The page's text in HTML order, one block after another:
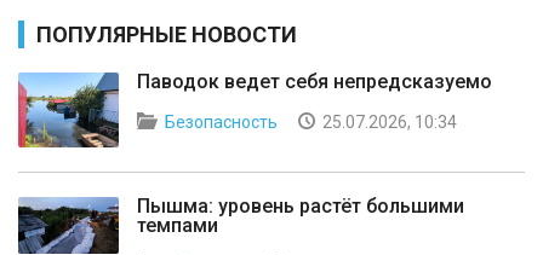
ПОПУЛЯРНЫЕ НОВОСТИ
Паводок ведет себя непредсказуемо
Безопасность 25.07.2026, 10:34
Пышма: уровень растёт большими
темпами